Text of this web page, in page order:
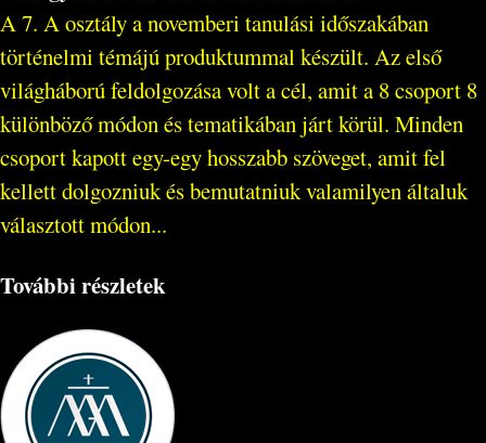
A 7. A osztály a novemberi tanulási időszakában
történelmi témájú produktummal készült. Az első
világháború feldolgozása volt a cél, amit a 8 csoport 8
különböző módon és tematikában járt körül. Minden
csoport kapott egy-egy hosszabb szöveget, amit fel
kellett dolgozniuk és bemutatniuk valamilyen általuk
választott módon...
További részletek